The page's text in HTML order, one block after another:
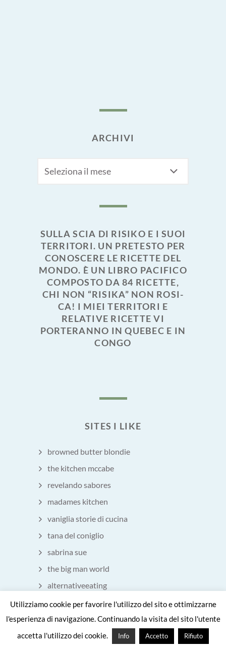
ARCHIVI
SULLA SCIA DI RISIKO E I SUOI
TERRITORI. UN PRETESTO PER
CONOSCERE LE RICETTE DEL
MONDO. È UN LIBRO PACIFICO
COMPOSTO DA 84 RICETTE,
CHI NON “RISIKA” NON ROSI-
CA! I MIEI TERRITORI E
RELATIVE RICETTE VI
PORTERANNO IN QUEBEC E IN
CONGO
SITES I LIKE
browned butter blondie
the kitchen mccabe
revelando sabores
madames kitchen
vaniglia storie di cucina
tana del coniglio
sabrina sue
the big man world
alternativeeating
Eatchofood
Utilizziamo cookie per favorire l'utilizzo del sito e ottimizzarne
l'esperienza di navigazione. Continuando la visita del sito l'utente
accetta l'utilizzo dei cookie.
Info Accetto Rifiuto